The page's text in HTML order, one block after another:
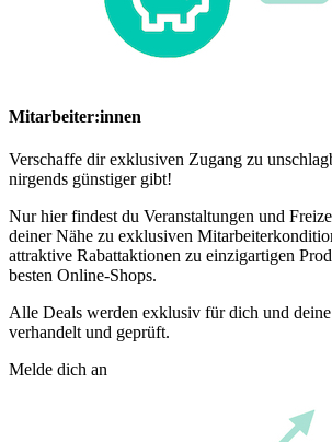
Mitarbeiter:innen
Verschaffe dir exklusiven Zugang zu
nirgends günstiger gibt!
Nur hier findest du Veranstaltungen und
deiner Nähe zu exklusiven
attraktive Rabattaktionen zu einzigartigen
besten Online-Shops.
Alle Deals werden exklusiv für dich und
verhandelt und geprüft.
Melde dich an